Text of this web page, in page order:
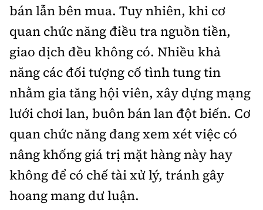
bán lẫn bên mua. Tuy nhiên, khi cơ
quan chức năng điều tra nguồn tiền,
giao dịch đều không có. Nhiều khả
năng các đối tượng cố tình tung tin
nhằm gia tăng hội viên, xây dựng mạng
lưới chơi lan, buôn bán lan đột biến. Cơ
quan chức năng đang xem xét việc có
nâng khống giá trị mặt hàng này hay
không để có chế tài xử lý, tránh gây
hoang mang dư luận.